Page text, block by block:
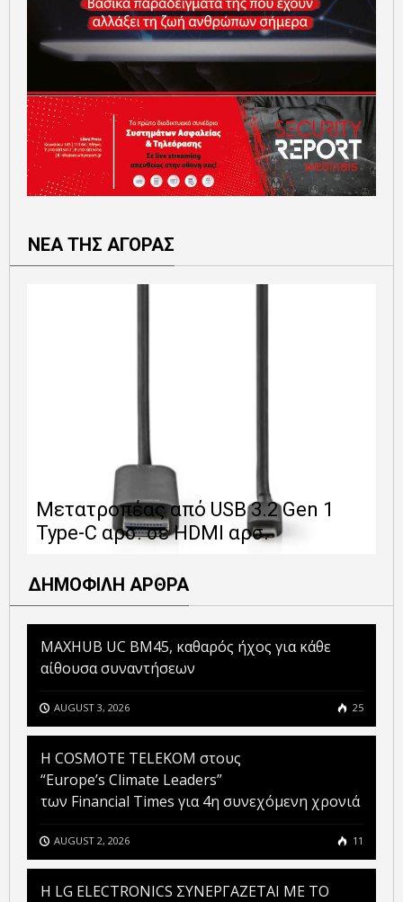
ΝΕΑ ΤΗΣ ΑΓΟΡΑΣ
Μετατροπέας από USB 3.2 Gen 1
Type-C αρσ. σε HDMI αρσ.
ΔΗΜΟΦΙΛΗ ΑΡΘΡΑ
MAXHUB UC BM45, καθαρός ήχος για κάθε
αίθουσα συναντήσεων
AUGUST 3, 2026 25
Η COSMOTE TELEKOM στους
“Europe’s Climate Leaders”
των Financial Times για 4η συνεχόμενη χρονιά
AUGUST 2, 2026 11
H LG ELECTRONICS ΣΥΝΕΡΓΑΖΕΤΑΙ ΜΕ ΤΟ